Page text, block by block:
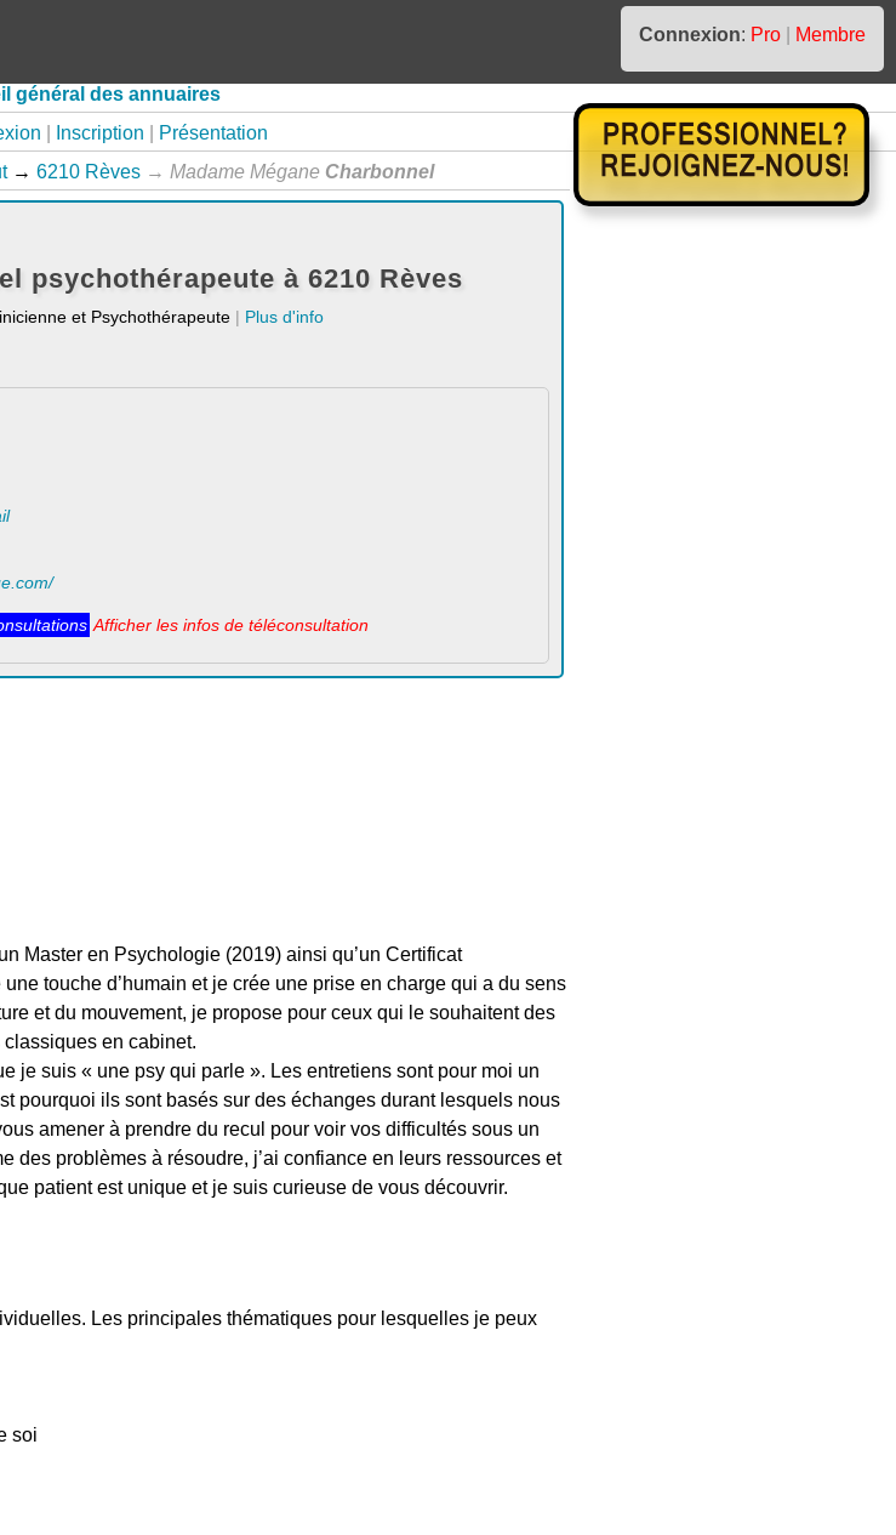
Connexion: Pro
Membre
général des annuaires
Inscription
Présentation
→ 6210 Rèves → Madame Mégane Charbonnel
psychothérapeute à 6210 Rèves
et Psychothérapeute | Plus d'info
Afficher les infos de téléconsultation
Master en Psychologie (2019) ainsi qu’un Certificat
touche d’humain et je crée une prise en charge qui a du sens
et du mouvement, je propose pour ceux qui le souhaitent des
en cabinet.
je suis « une psy qui parle ». Les entretiens sont pour moi un
pourquoi ils sont basés sur des échanges durant lesquels nous
amener à prendre du recul pour voir vos difficultés sous un
des problèmes à résoudre, j’ai confiance en leurs ressources et
patient est unique et je suis curieuse de vous découvrir.
Les principales thématiques pour lesquelles je peux
soi